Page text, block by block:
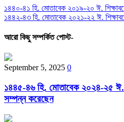
১৪৪০-৪১ হি. মোতাবেক ২০১৯-২০ ঈ.
১৪৪২-৪৩ হি. মোতাবেক ২০২১-২২ ঈ.
আরো কিছু সম্পর্কিত পোস্ট-
September 5, 2025 0
১৪৪৫-৪৬ হি. মোতাবেক ২০২৪-২৫ ঈ.
সম্পন্ন করেছেন